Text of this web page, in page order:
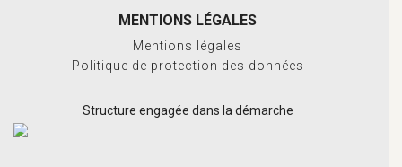
MENTIONS LÉGALES
Mentions légales
Politique de protection des données
Structure engagée dans la démarche